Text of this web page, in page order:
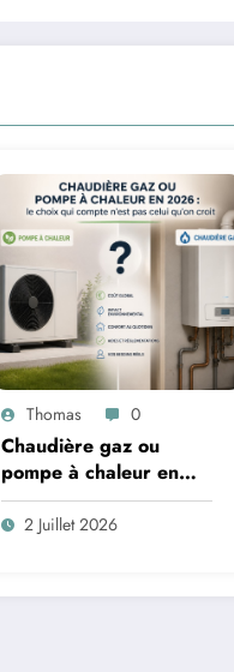
Thomas 0
Chaudière gaz ou
pompe à chaleur en
2026 : le choix qui
compte n’est pas celui
2 Juillet 2026